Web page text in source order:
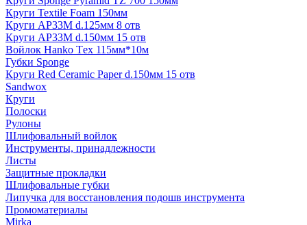
Круги Textile Foam 150мм
Круги AP33M d.125мм 8 отв
Круги AP33M d.150мм 15 отв
Войлок Hanko Tех 115мм*10м
Губки Sponge
Круги Red Ceramic Paper d.150мм 15 отв
Sandwox
Круги
Полоски
Рулоны
Шлифовальный войлок
Инструменты, принадлежности
Листы
Защитные прокладки
Шлифовальные губки
Липучка для восстановления подошв инструмента
Промоматериалы
Mirka